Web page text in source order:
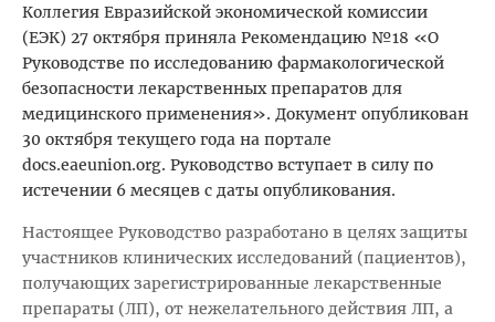
Коллегия Евразийской экономической комиссии
(ЕЭК) 27 октября приняла Рекомендацию №18 «О
Руководстве по исследованию фармакологической
безопасности лекарственных препаратов для
медицинского применения». Документ опубликован
30 октября текущего года на портале
docs.eaeunion.org. Руководство вступает в силу по
истечении 6 месяцев с даты опубликования.
Настоящее Руководство разработано в целях защиты
участников клинических исследований (пациентов),
получающих зарегистрированные лекарственные
препараты (ЛП), от нежелательного действия ЛП, a